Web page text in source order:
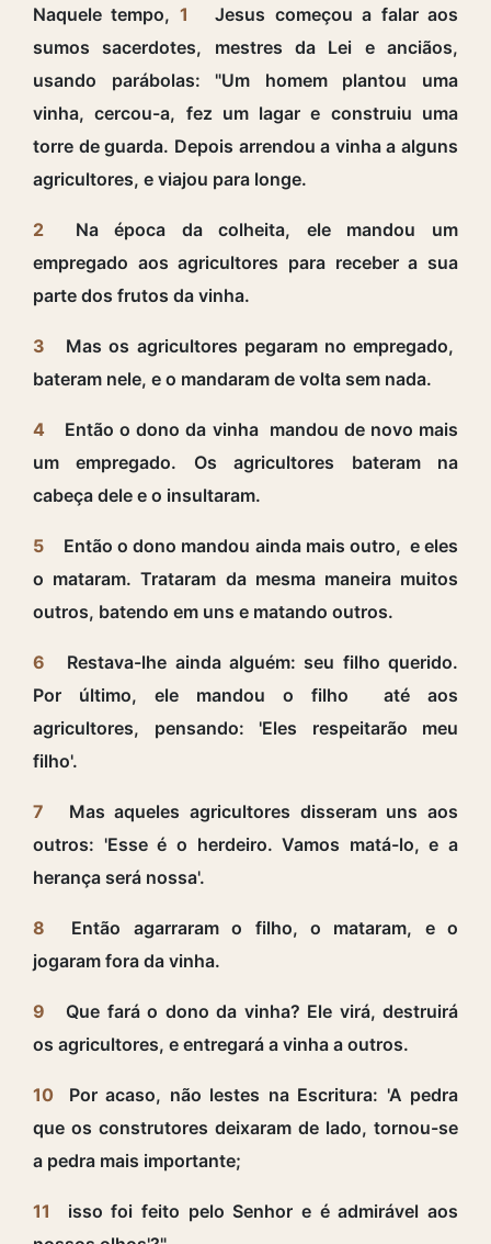
Naquele tempo, 1
Jesus começou a falar aos
sumos sacerdotes, mestres da Lei e anciãos,
usando parábolas: "Um homem plantou uma
vinha, cercou-a, fez um lagar e construiu uma
torre de guarda. Depois arrendou a vinha a alguns
agricultores, e viajou para longe.
2
Na época da colheita, ele mandou um
empregado aos agricultores para receber a sua
parte dos frutos da vinha.
3
Mas os agricultores pegaram no empregado,
bateram nele, e o mandaram de volta sem nada.
4
Então o dono da vinha mandou de novo mais
um empregado. Os agricultores bateram na
cabeça dele e o insultaram.
5
Então o dono mandou ainda mais outro, e eles
o mataram. Trataram da mesma maneira muitos
outros, batendo em uns e matando outros.
6
Restava-lhe ainda alguém: seu filho querido.
Por último, ele mandou o filho até aos
agricultores, pensando: 'Eles respeitarão meu
filho'.
7
Mas aqueles agricultores disseram uns aos
outros: 'Esse é o herdeiro. Vamos matá-lo, e a
herança será nossa'.
8
Então agarraram o filho, o mataram, e o
jogaram fora da vinha.
9
Que fará o dono da vinha? Ele virá, destruirá
os agricultores, e entregará a vinha a outros.
10
Por acaso, não lestes na Escritura: 'A pedra
que os construtores deixaram de lado, tornou-se
a pedra mais importante;
11
isso foi feito pelo Senhor e é admirável aos